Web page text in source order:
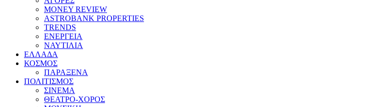
MONEY REVIEW
ASTROBANK PROPERTIES
TRENDS
ΕΝΕΡΓΕΙΑ
ΝΑΥΤΙΛΙΑ
ΕΛΛΑΔΑ
ΚΟΣΜΟΣ
ΠΑΡΑΞΕΝΑ
ΠΟΛΙΤΙΣΜΟΣ
ΣΙΝΕΜΑ
ΘΕΑΤΡΟ-ΧΟΡΟΣ